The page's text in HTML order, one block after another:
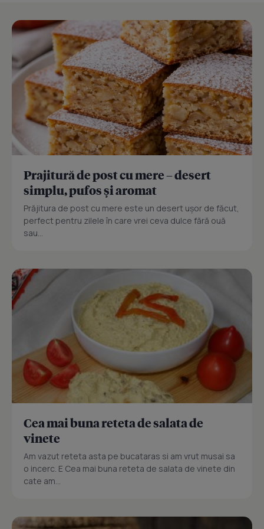
Prajitură de post cu mere – desert
simplu, pufos și aromat
Prăjitura de post cu mere este un desert ușor de făcut,
perfect pentru zilele în care vrei ceva dulce fără ouă
sau...
Cea mai buna reteta de salata de
vinete
Am vazut reteta asta pe bucataras si am vrut musai sa
o incerc. E Cea mai buna reteta de salata de vinete din
cate am...